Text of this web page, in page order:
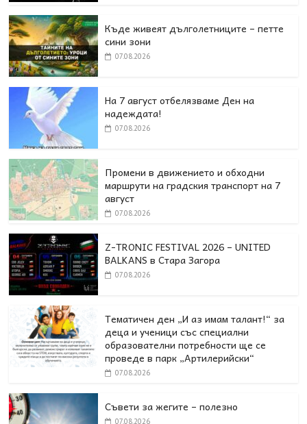
Къде живеят дълголетниците – петте
сини зони
07.08.2026
На 7 август отбелязваме Ден на
надеждата!
07.08.2026
Промени в движението и обходни
маршрути на градския транспорт на 7
август
07.08.2026
Z-TRONIC FESTIVAL 2026 – UNITED
BALKANS в Стара Загора
07.08.2026
Тематичен ден „И аз имам талант!“ за
деца и ученици със специални
образователни потребности ще се
проведе в парк „Артилерийски“
07.08.2026
Съвети за жегите – полезно
07.08.2026